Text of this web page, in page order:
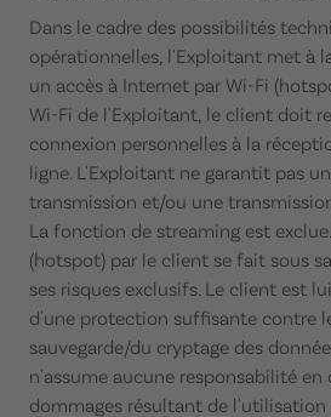
Dans le cadre des possibilités
opérationnelles, l'Exploitant met à
un accès à Internet par Wi-Fi
Wi-Fi de l'Exploitant, le client doit
connexion personnelles à la
ligne. L'Exploitant ne garantit pas
transmission et/ou une
La fonction de streaming est
(hotspot) par le client se fait sous
ses risques exclusifs. Le client est
d'une protection suffisante contre
sauvegarde/du cryptage des
n'assume aucune responsabilité en
dommages résultant de l'utilisation